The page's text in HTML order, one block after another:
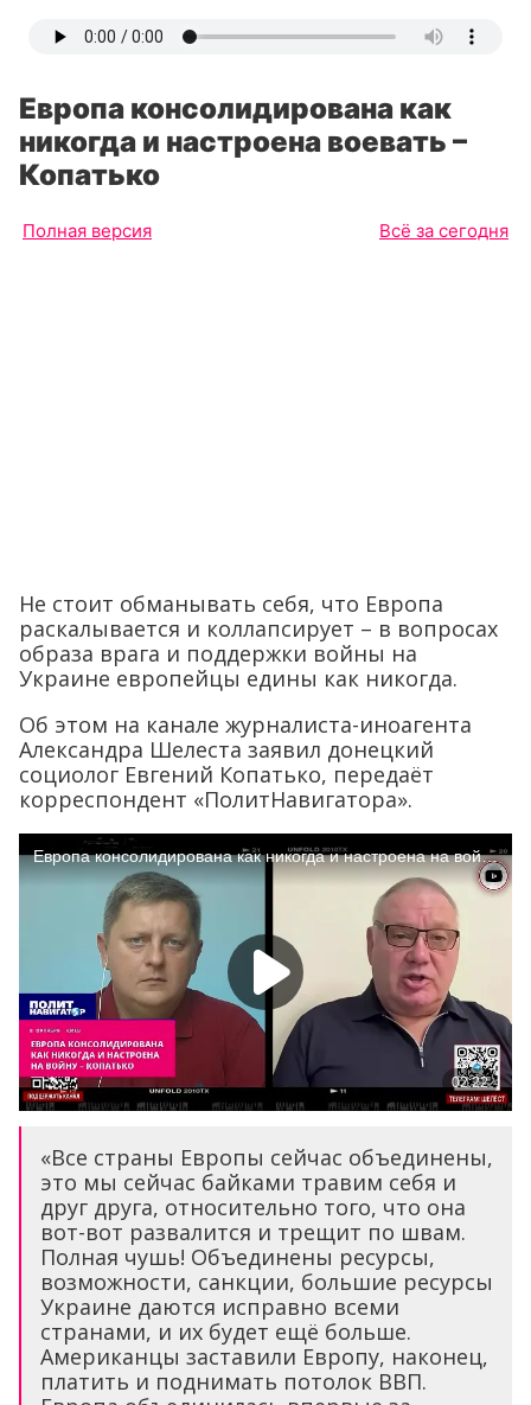
Европа консолидирована как
никогда и настроена воевать –
Копатько
Полная версия Всё за сегодня
Не стоит обманывать себя, что Европа
раскалывается и коллапсирует – в вопросах
образа врага и поддержки войны на
Украине европейцы едины как никогда.
Об этом на канале журналиста-иноагента
Александра Шелеста заявил донецкий
социолог Евгений Копатько, передаёт
корреспондент «ПолитНавигатора».
«Все страны Европы сейчас объединены,
это мы сейчас байками травим себя и
друг друга, относительно того, что она
вот-вот развалится и трещит по швам.
Полная чушь! Объединены ресурсы,
возможности, санкции, большие ресурсы
Украине даются исправно всеми
странами, и их будет ещё больше.
Американцы заставили Европу, наконец,
платить и поднимать потолок ВВП.